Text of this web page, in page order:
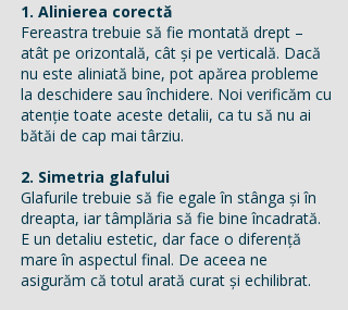
1. Alinierea corectă
Fereastra trebuie să fie montată drept –
atât pe orizontală, cât și pe verticală. Dacă
nu este aliniată bine, pot apărea probleme
la deschidere sau închidere. Noi verificăm cu
atenție toate aceste detalii, ca tu să nu ai
bătăi de cap mai târziu.
2. Simetria glafului
Glafurile trebuie să fie egale în stânga și în
dreapta, iar tâmplăria să fie bine încadrată.
E un detaliu estetic, dar face o diferență
mare în aspectul final. De aceea ne
asigurăm că totul arată curat și echilibrat.